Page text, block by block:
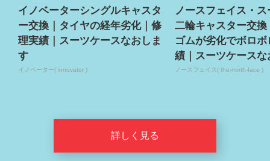
イノベーターシングルキャスタ
ー交換｜タイヤの経年劣化｜修
理実績｜スーツケースなおしま
す
イノベーター( innovator )
ノースフェイス・
二輪キャスター交換
ゴムが劣化でボロ
績｜スーツケースな
ノースフェイス( the-north-face )
詳しく見る